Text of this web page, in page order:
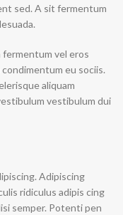
sed. A sit fermentum
fermentum vel eros
eu sociis.
aliquam
vestibulum dui
Adipiscing
ridiculus adipis cing
semper. Potenti pen